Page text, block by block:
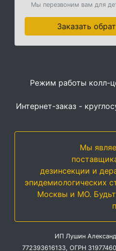
Мы перезвоним вам для
Заказать
Режим работы колл-
Интернет-заказ -
Мы
дезинсекции и
эпидемиологических
Москвы и МО.
ИП Лушин
772393616133, ОГРН